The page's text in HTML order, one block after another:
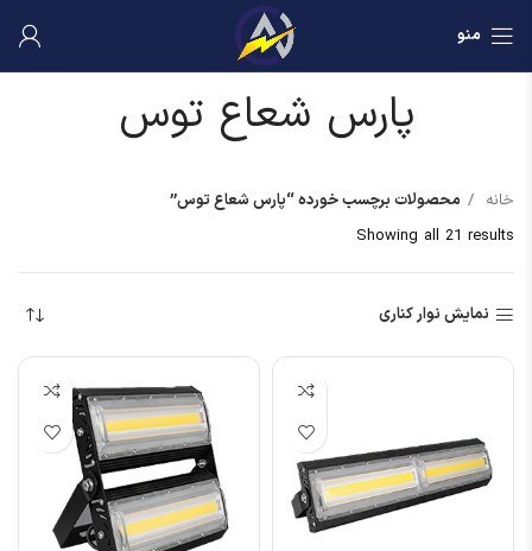
منو
پارس شعاع توس
خانه
محصولات برچسب خورده “پارس شعاع توس”
Showing all 21 results
نمایش نوار کناری